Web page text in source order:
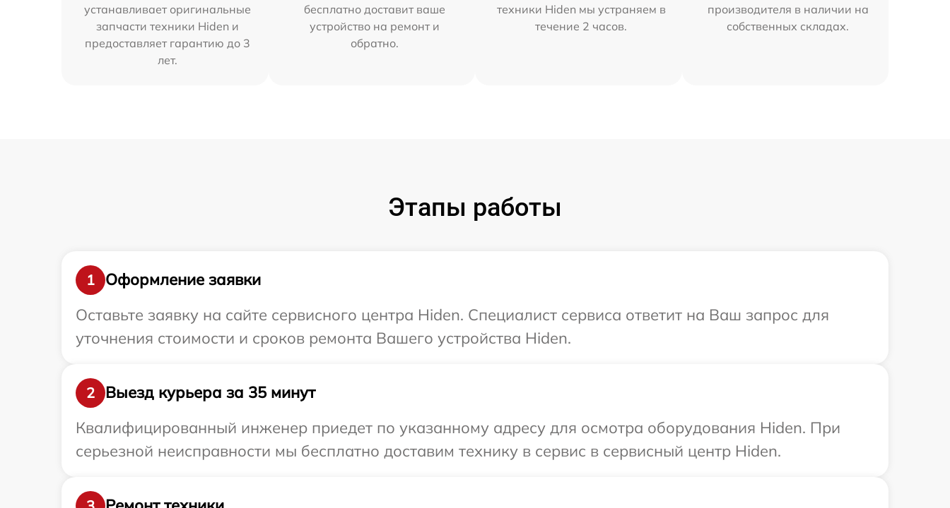
устанавливает оригинальные
запчасти техники Hiden и
предоставляет гарантию до 3
лет.
бесплатно доставит ваше
устройство на ремонт и
обратно.
техники Hiden мы устраняем в
течение 2 часов.
производителя в наличии на
собственных складах.
Этапы работы
1
Оформление заявки
Оставьте заявку на сайте сервисного центра Hiden. Специалист сервиса ответит на Ваш запрос для
уточнения стоимости и сроков ремонта Вашего устройства Hiden.
2
Выезд курьера за 35 минут
Квалифицированный инженер приедет по указанному адресу для осмотра оборудования Hiden. При
серьезной неисправности мы бесплатно доставим технику в сервис в сервисный центр Hiden.